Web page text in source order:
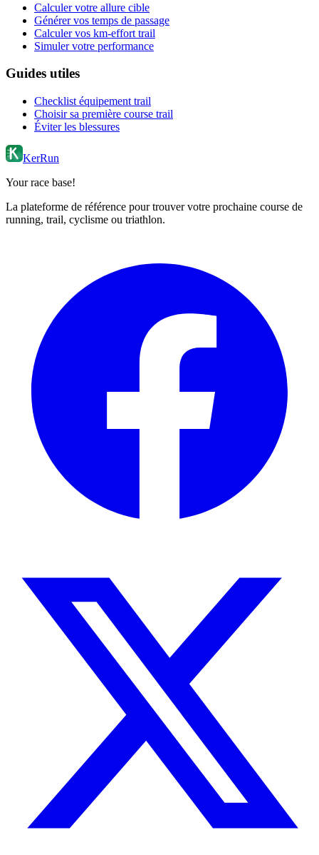
Calculer votre allure cible
Générer vos temps de passage
Calculer vos km-effort trail
Simuler votre performance
Guides utiles
Checklist équipement trail
Choisir sa première course trail
Éviter les blessures
KerRun
Your race base!
La plateforme de référence pour trouver votre prochaine course de
running, trail, cyclisme ou triathlon.